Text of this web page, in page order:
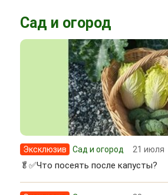
Сад и огород
Эксклюзив Сад и огород 21 июля
🥬✅Что посеять после капусты?